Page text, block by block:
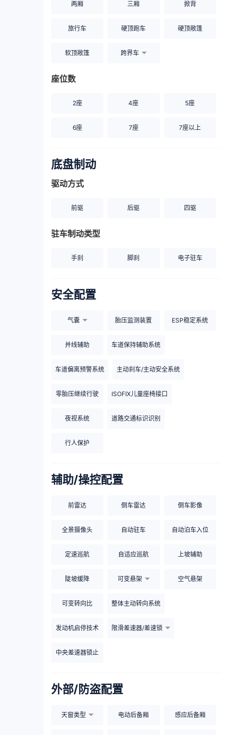
两厢 三厢 掀背
旅行车 硬顶跑车 硬顶敞篷
软顶敞篷 跨界车
座位数
2座 4座 5座
6座 7座 7座以上
底盘制动
驱动方式
前驱 后驱 四驱
驻车制动类型
手刹 脚刹 电子驻车
安全配置
气囊 胎压监测装置 ESP稳定系统
并线辅助 车道保持辅助系统
车道偏离预警系统 主动刹车/主动安全系统
零胎压继续行驶 ISOFIX儿童座椅接口
夜视系统 道路交通标识识别
行人保护
辅助/操控配置
前雷达 倒车雷达 倒车影像
全景摄像头 自动驻车 自动泊车入位
定速巡航 自适应巡航 上坡辅助
陡坡缓降 可变悬架 空气悬架
可变转向比 整体主动转向系统
发动机启停技术 限滑差速器/差速锁
中央差速器锁止
外部/防盗配置
天窗类型 电动后备厢 感应后备厢